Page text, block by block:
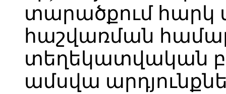
տարածքում հարկ
հաշվառման
տեղեկատվական
ամսվա